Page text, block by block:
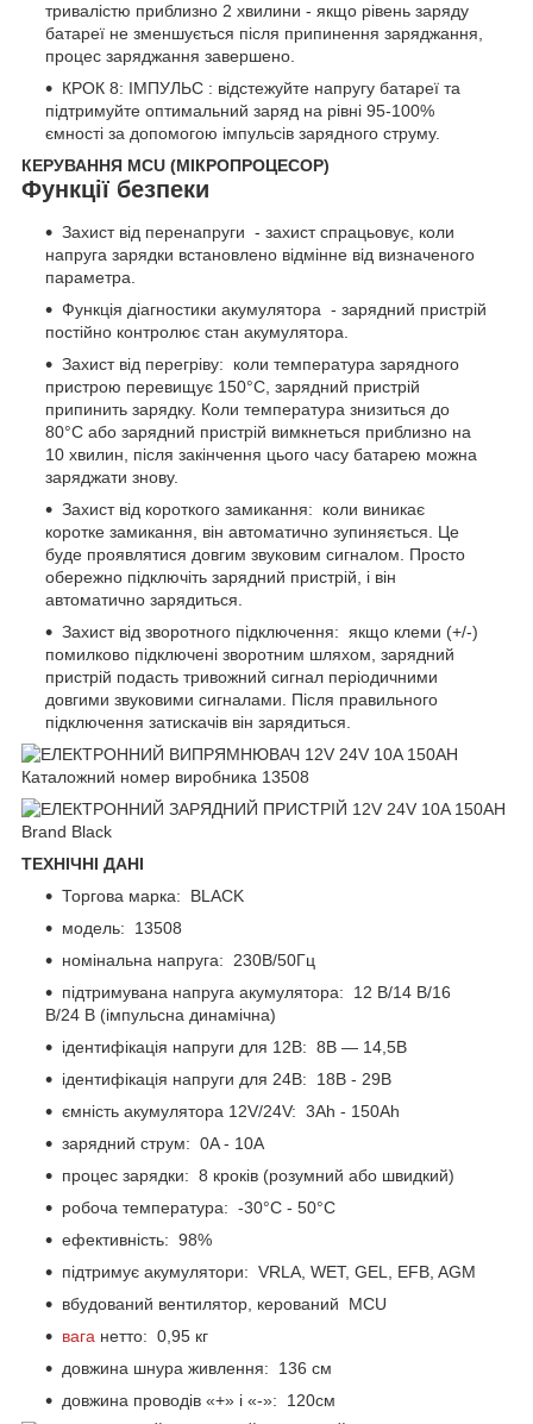
тривалістю приблизно 2 хвилини - якщо рівень заряду
батареї не зменшується після припинення заряджання,
процес заряджання завершено.
КРОК 8: ІМПУЛЬС : відстежуйте напругу батареї та
підтримуйте оптимальний заряд на рівні 95-100%
ємності за допомогою імпульсів зарядного струму.
КЕРУВАННЯ MCU (МІКРОПРОЦЕСОР)
Функції безпеки
Захист від перенапруги - захист спрацьовує, коли
напруга зарядки встановлено відмінне від визначеного
параметра.
Функція діагностики акумулятора - зарядний пристрій
постійно контролює стан акумулятора.
Захист від перегріву: коли температура зарядного
пристрою перевищує 150°C, зарядний пристрій
припинить зарядку. Коли температура знизиться до
80°C або зарядний пристрій вимкнеться приблизно на
10 хвилин, після закінчення цього часу батарею можна
заряджати знову.
Захист від короткого замикання: коли виникає
коротке замикання, він автоматично зупиняється. Це
буде проявлятися довгим звуковим сигналом. Просто
обережно підключіть зарядний пристрій, і він
автоматично зарядиться.
Захист від зворотного підключення: якщо клеми (+/-)
помилково підключені зворотним шляхом, зарядний
пристрій подасть тривожний сигнал періодичними
довгими звуковими сигналами. Після правильного
підключення затискачів він зарядиться.
ТЕХНІЧНІ ДАНІ
Торгова марка: BLACK
модель: 13508
номінальна напруга: 230В/50Гц
підтримувана напруга акумулятора: 12 В/14 В/16
В/24 В (імпульсна динамічна)
ідентифікація напруги для 12В: 8В — 14,5В
ідентифікація напруги для 24В: 18В - 29В
ємність акумулятора 12V/24V: 3Ah - 150Ah
зарядний струм: 0A - 10A
процес зарядки: 8 кроків (розумний або швидкий)
робоча температура: -30°C - 50°C
ефективність: 98%
підтримує акумулятори: VRLA, WET, GEL, EFB, AGM
вбудований вентилятор, керований MCU
вага нетто: 0,95 кг
довжина шнура живлення: 136 см
довжина проводів «+» і «-»: 120см